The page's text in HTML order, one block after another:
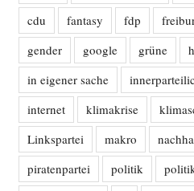
cdu
fantasy fdp
gender
google grüne
in eigener sache
internet
klimakrise
Linkspartei
makro
piratenpartei
politik